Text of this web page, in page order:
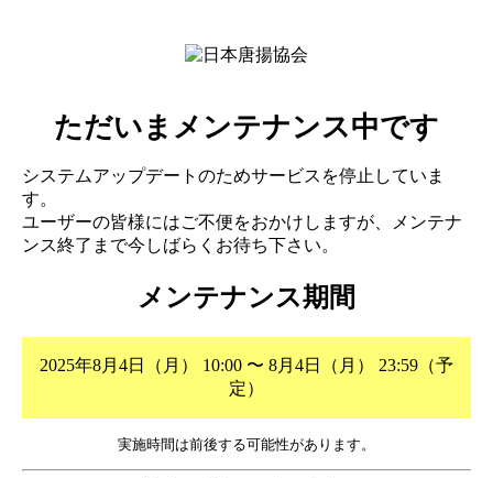
ただいまメンテナンス中です
システムアップデートのためサービスを停止していま
す。
ユーザーの皆様にはご不便をおかけしますが、メンテナ
ンス終了まで今しばらくお待ち下さい。
メンテナンス期間
2025年8月4日（月） 10:00 〜 8月4日（月） 23:59（予
定）
実施時間は前後する可能性があります。